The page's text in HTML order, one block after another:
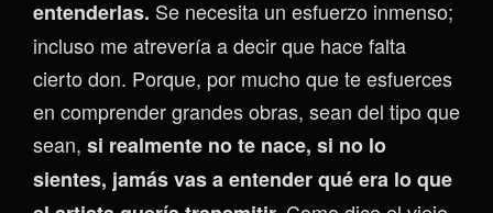
entenderlas. Se necesita un esfuerzo inmenso;
incluso me atrevería a decir que hace falta
cierto don. Porque, por mucho que te esfuerces
en comprender grandes obras, sean del tipo que
sean, si realmente no te nace, si no lo
sientes, jamás vas a entender qué era lo que